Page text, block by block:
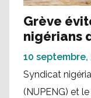
Grève
nigérians
10 septembre,
Syndicat
(NUPENG) et